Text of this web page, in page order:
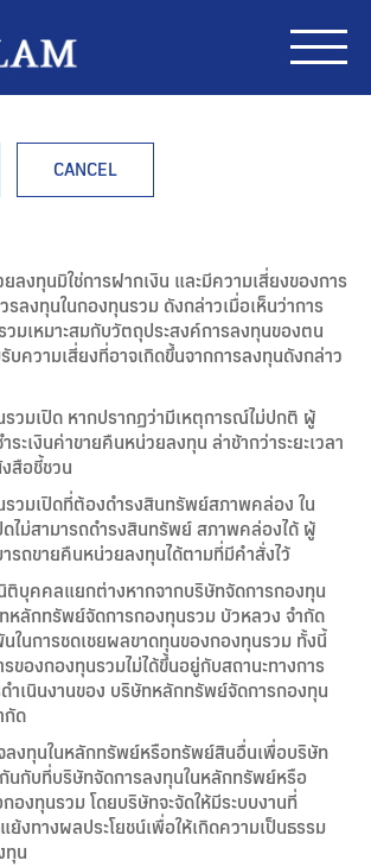
CANCEL
ลงทุนมิใช่การฝากเงิน และมีความเสี่ยงของการ
ลงทุนในกองทุนรวม ดังกล่าวเมื่อเห็นว่าการ
มเหมาะสมกับวัตถุประสงค์การลงทุนของตน
ความเสี่ยงที่อาจเกิดขึ้นจากการลงทุนดังกล่าว
วมเปิด หากปรากฏว่ามีเหตุการณ์ไม่ปกติ ผู้
ระเงินค่าขายคืนหน่วยลงทุน ล่าช้ากว่าระยะเวลา
สือชี้ชวน
วมเปิดที่ต้องดำรงสินทรัพย์สภาพคล่อง ใน
ไม่สามารถดำรงสินทรัพย์ สภาพคล่องได้ ผู้
รถขายคืนหน่วยลงทุนได้ตามที่มีคำสั่งไว้
ติบุคคลแยกต่างหากจากบริษัทจัดการกองทุน
หลักทรัพย์จัดการกองทุนรวม บัวหลวง จำกัด
ในการชดเชยผลขาดทุนของกองทุนรวม ทั้งนี้
ของกองทุนรวมไม่ได้ขึ้นอยู่กับสถานะทางการ
ำเนินงานของ บริษัทหลักทรัพย์จัดการกองทุน
กัด
ลงทุนในหลักทรัพย์หรือทรัพย์สินอื่นเพื่อบริษัท
กันกับที่บริษัทจัดการลงทุนในหลักทรัพย์หรือ
งทุนรวม โดยบริษัทจะจัดให้มีระบบงานที่
งทางผลประโยชน์เพื่อให้เกิดความเป็นธรรม
ทุน